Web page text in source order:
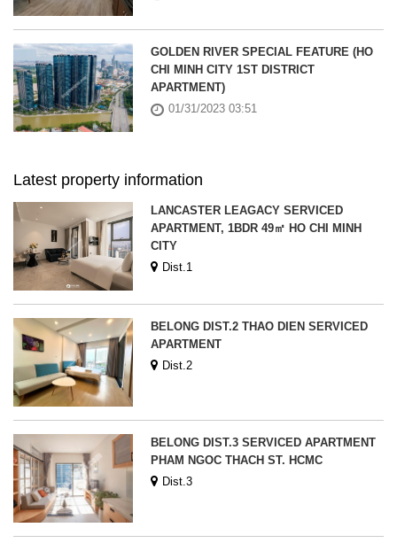
GOLDEN RIVER SPECIAL FEATURE (HO
CHI MINH CITY 1ST DISTRICT
APARTMENT)
01/31/2023 03:51
Latest property information
LANCASTER LEAGACY SERVICED
APARTMENT, 1BDR 49㎡ HO CHI MINH
CITY
Dist.1
BELONG DIST.2 THAO DIEN SERVICED
APARTMENT
Dist.2
BELONG DIST.3 SERVICED APARTMENT
PHAM NGOC THACH ST. HCMC
Dist.3